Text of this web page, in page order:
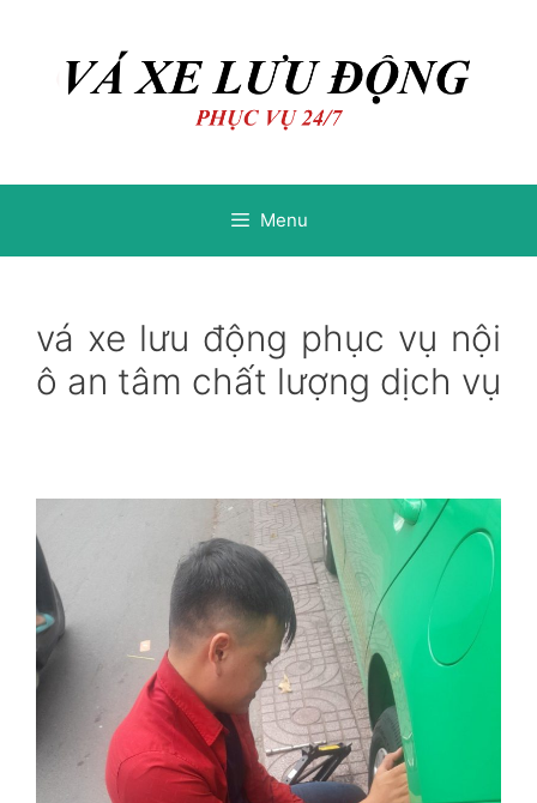
Menu
vá xe lưu động phục vụ nội
ô an tâm chất lượng dịch vụ